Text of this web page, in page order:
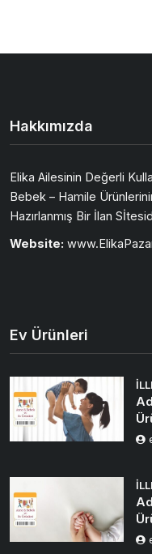
Hakkımızda
Elika Ailesinin Değerli
Bebek – Hamile
Hazırlanmış Bir İlan
Website:
Ev Ürünleri